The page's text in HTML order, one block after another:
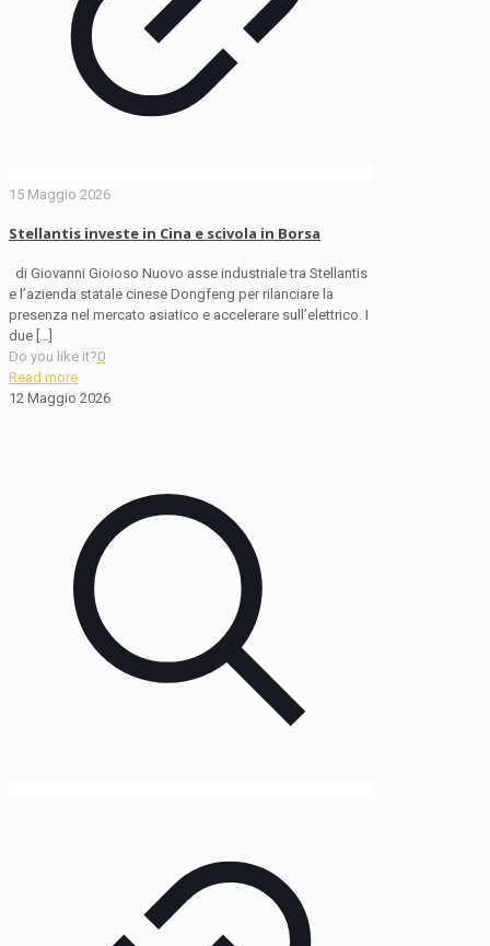
15 Maggio 2026
Stellantis investe in Cina e scivola in Borsa
di Giovanni Gioioso Nuovo asse industriale tra Stellantis
e l’azienda statale cinese Dongfeng per rilanciare la
presenza nel mercato asiatico e accelerare sull’elettrico. I
due […]
Do you like it?0
Read more
12 Maggio 2026